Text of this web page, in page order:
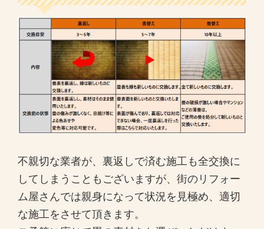
不親切な業者が、裏返しで済む施工も全交換に
してしまうこともございますが、街のリフォー
ム屋さんでは親身になって状況を見極め、適切
な施工をさせて頂きます。